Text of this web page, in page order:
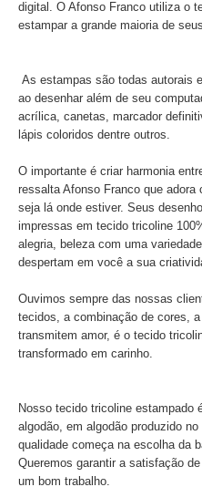
digital. O Afonso Franco utiliza o
estampar a grande maioria de
As estampas são todas autorais
ao desenhar além de seu
acrílica, canetas, marcador
lápis coloridos dentre outros.
O importante é criar harmonia
ressalta Afonso Franco que adora
seja lá onde estiver. Seus
impressas em tecido tricoline
alegria, beleza com uma
despertam em você a sua
Ouvimos sempre das nossas
tecidos, a combinação de cores,
transmitem amor, é o tecido
transformado em carinho.
Nosso tecido tricoline estampado
algodão, em algodão produzido
qualidade começa na escolha da
Queremos garantir a satisfação
um bom trabalho.